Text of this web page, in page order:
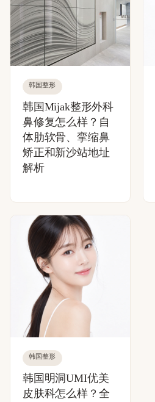
韩国整形
韩国Mijak整形外科
鼻修复怎么样？自
体肋软骨、挛缩鼻
矫正和新沙站地址
解析
韩国整形
韩国明洞UMI优美
皮肤科怎么样？全